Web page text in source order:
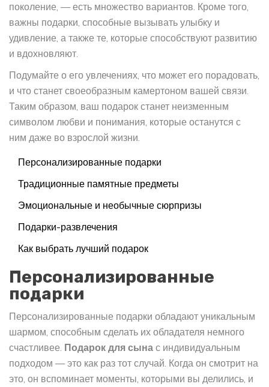
поколение, — есть множество вариантов. Кроме того,
важны подарки, способные вызывать улыбку и
удивление, а также те, которые способствуют развитию
и вдохновляют.
Подумайте о его увлечениях, что может его порадовать,
и что станет своеобразным камертоном вашей связи.
Таким образом, ваш подарок станет неизменным
символом любви и понимания, которые останутся с
ним даже во взрослой жизни.
Персонализированные подарки
Традиционные памятные предметы
Эмоциональные и необычные сюрпризы
Подарки-развлечения
Как выбрать лучший подарок
Персонализированные
подарки
Персонализированные подарки обладают уникальным
шармом, способным сделать их обладателя немного
счастливее. Подарок для сына с индивидуальным
подходом — это как раз тот случай. Когда он смотрит на
это, он вспоминает моменты, которыми вы делились, и